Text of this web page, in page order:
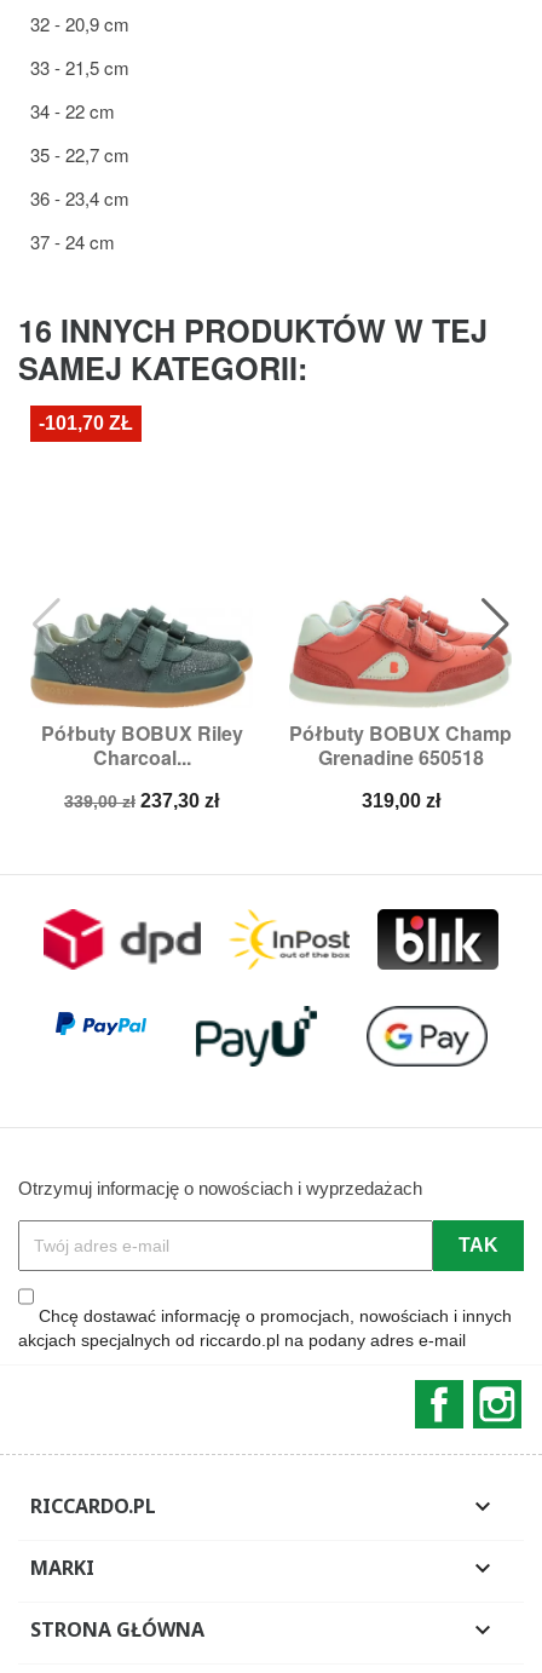
32 - 20,9 cm
33 - 21,5 cm
34 - 22 cm
35 - 22,7 cm
36 - 23,4 cm
37 - 24 cm
16 INNYCH PRODUKTÓW W TEJ
SAMEJ KATEGORII:
Półbuty BOBUX Riley
Charcoal...
Cena
339,00 zł Cena
237,30 zł
-101,70 ZŁ
Półbuty BOBUX Champ
Grenadine 650518
Cena
319,00 zł
Otrzymuj informację o nowościach i wyprzedażach
Chcę dostawać informację o promocjach, nowościach i innych
akcjach specjalnych od riccardo.pl na podany adres e-mail
RICCARDO.PL 
MARKI 
STRONA GŁÓWNA 